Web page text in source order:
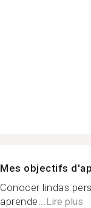
Mes objectifs
Conocer lindas
aprende...Lire plus